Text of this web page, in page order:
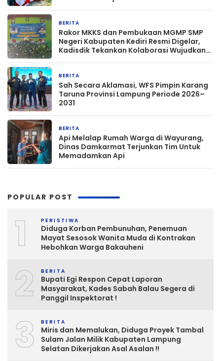
BERITA
Rakor MKKS dan Pembukaan MGMP SMP
Negeri Kabupaten Kediri Resmi Digelar,
Kadisdik Tekankan Kolaborasi Wujudkan
BERITA
Sah Secara Aklamasi, WFS Pimpin Karang
Taruna Provinsi Lampung Periode 2026–
2031
BERITA
Api Melalap Rumah Warga di Wayurang,
Dinas Damkarmat Terjunkan Tim Untuk
Memadamkan Api
POPULAR POST
1 PERISTIWA
Diduga Korban Pembunuhan, Penemuan
Mayat Sesosok Wanita Muda di Kontrakan
Hebohkan Warga Bakauheni
2 BERITA
Bupati Egi Respon Cepat Laporan
Masyarakat, Kades Sabah Balau Segera di
Panggil Inspektorat !
3 BERITA
Miris dan Memalukan, Diduga Proyek Tambal
Sulam Jalan Milik Kabupaten Lampung
Selatan Dikerjakan Asal Asalan !!